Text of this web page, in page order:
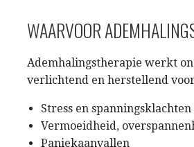
WAARVOOR
Ademhalingstherapie werkt
verlichtend en herstellend
Stress en spanningsklachten
Vermoeidheid,
Paniekaanvallen